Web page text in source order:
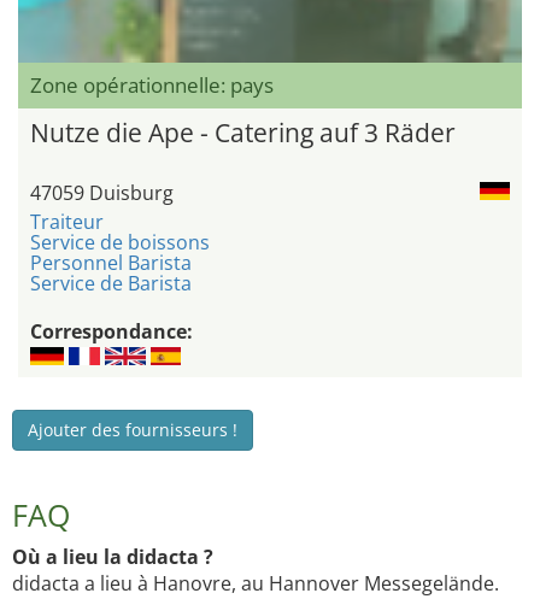
Zone opérationnelle: pays
Nutze die Ape - Catering auf 3 Räder
47059 Duisburg
Traiteur
Service de boissons
Personnel Barista
Service de Barista
Correspondance:
Ajouter des fournisseurs !
FAQ
Où a lieu la didacta ?
didacta a lieu à Hanovre, au Hannover Messegelände.